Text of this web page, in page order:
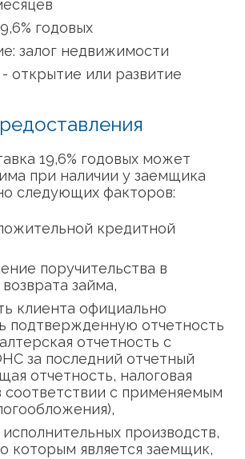
годовых
залог недвижимости
открытие или развитие
19,6% годовых может
при наличии у заемщика
следующих факторов:
кредитной
поручительства в
займа,
клиента официально
подтвержденную отчетность
отчетность с
за последний отчетный
отчетность, налоговая
соответствии с применяемым
производств,
которым является заемщик,